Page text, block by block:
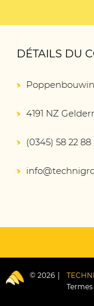
DÉTAILS DU
4191 NZ
(0345) 58 22 88
© 2026